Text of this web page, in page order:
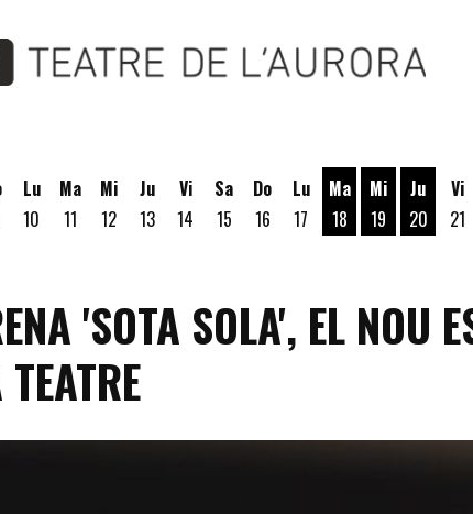
Lu
10
Ma
11
Mi
12
Ju
13
Vi
14
Sa
15
Do
16
Lu
17
Ma
18
Mi
19
Ju
20
Vi
21
'SOTA SOLA', EL NOU